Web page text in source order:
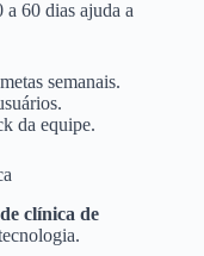
60 dias ajuda a
semanais.
da equipe.
clínica de